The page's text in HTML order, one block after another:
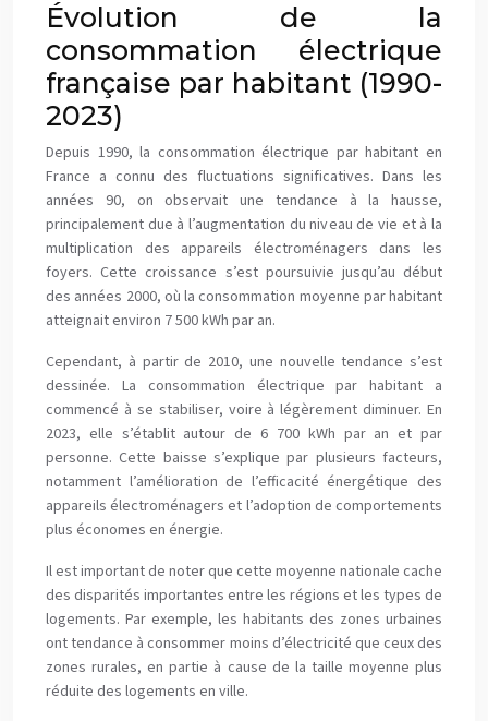
Évolution de la
consommation électrique
française par habitant (1990-
2023)
Depuis 1990, la consommation électrique par habitant en
France a connu des fluctuations significatives. Dans les
années 90, on observait une tendance à la hausse,
principalement due à l’augmentation du niveau de vie et à la
multiplication des appareils électroménagers dans les
foyers. Cette croissance s’est poursuivie jusqu’au début
des années 2000, où la consommation moyenne par habitant
atteignait environ 7 500 kWh par an.
Cependant, à partir de 2010, une nouvelle tendance s’est
dessinée. La consommation électrique par habitant a
commencé à se stabiliser, voire à légèrement diminuer. En
2023, elle s’établit autour de 6 700 kWh par an et par
personne. Cette baisse s’explique par plusieurs facteurs,
notamment l’amélioration de l’efficacité énergétique des
appareils électroménagers et l’adoption de comportements
plus économes en énergie.
Il est important de noter que cette moyenne nationale cache
des disparités importantes entre les régions et les types de
logements. Par exemple, les habitants des zones urbaines
ont tendance à consommer moins d’électricité que ceux des
zones rurales, en partie à cause de la taille moyenne plus
réduite des logements en ville.